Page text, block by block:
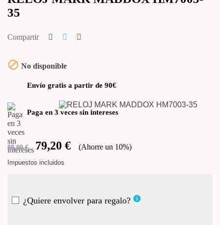
35
Compartir
 No disponible
Envío gratis a partir de 90€
Paga en 3 veces sin intereses
88,00 € 79,20 € Ahorre un 10%
Impuestos incluidos
¿Quiere envolver para regalo? info